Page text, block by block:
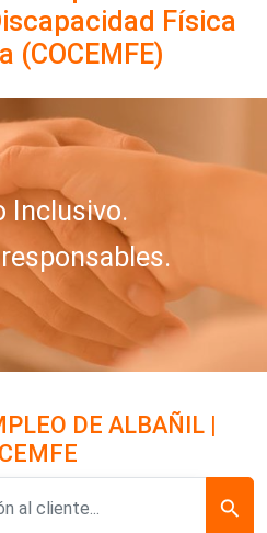
Física
(COCEMFE)
Inclusivo.
DE ALBAÑIL |